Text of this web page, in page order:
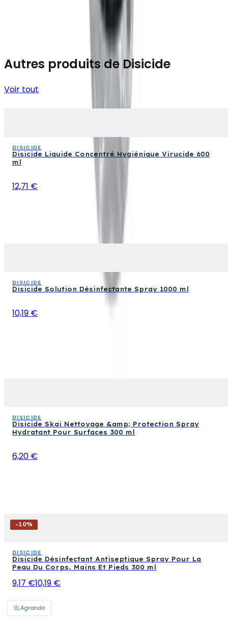
Agrandir
Autres produits de Disicide
Voir tout
DISICIDE
Disicide Liquide Concentré Hygiénique Virucide 600
ml
12,71 €
DISICIDE
Disicide Solution Désinfectante Spray 1000 ml
10,19 €
DISICIDE
Disicide Skai Nettoyage &amp; Protection Spray
Hydratant Pour Surfaces 300 ml
6,20 €
-10%
DISICIDE
Disicide Désinfectant Antiseptique Spray Pour La
Peau Du Corps, Mains Et Pieds 300 ml
9,17 €10,19 €